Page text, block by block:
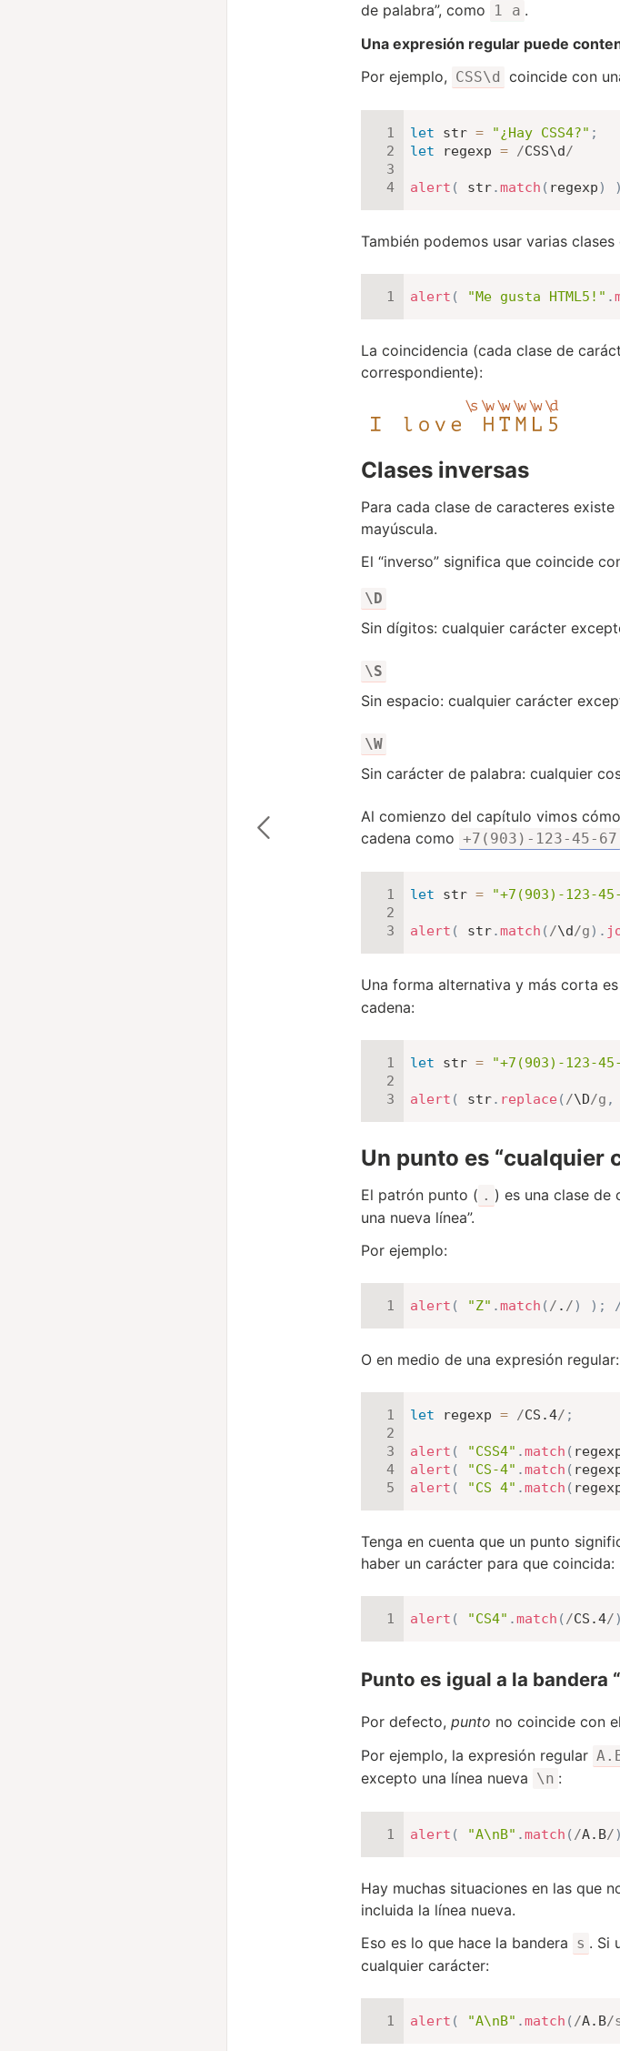
de palabra”, como
1 a .
Una expresión regular puede
Por ejemplo, CSS\d coincide con
let str = "¿Hay CSS4?" ;
let regexp = /CSS\d/
alert ( str.match ( regexp) )
También podemos usar varias
alert ( "Me gusta HTML5!" .
La coincidencia (cada clase de
correspondiente):
Clases inversas
Para cada clase de caracteres
mayúscula.
El “inverso” significa que coincide
\D
Sin dígitos: cualquier carácter
\S
Sin espacio: cualquier carácter
\W
Sin carácter de palabra: cualquier
Al comienzo del capítulo vimos
cadena como +7(903)-123-45-67
let str = "+7(903)-123-
alert ( str.match (/\d/g) .
Una forma alternativa y más corta
cadena:
let str = "+7(903)-123-
alert ( str. replace (/\D/g ,
Un punto es “cualquier
El patrón punto ( . ) es una clase de
una nueva línea”.
Por ejemplo:
alert ( "Z" .match (/ . /) ) ;
O en medio de una expresión regular:
let regexp = /CS.4/ ;
alert ( "CSS4" .match (
alert ( "CS-4" .match (
alert ( "CS 4" .match (
Tenga en cuenta que un punto
haber un carácter para que coincida:
alert ( "CS4" .match (/CS.4/)
Punto es igual a la bandera
Por defecto, punto no coincide con
Por ejemplo, la expresión regular
excepto una línea nueva \n :
alert ( "A\nB" .match (/A.B/)
Hay muchas situaciones en las que
incluida la línea nueva.
Eso es lo que hace la bandera s . Si
cualquier carácter:
alert ( "A\nB" .match (/A.B/